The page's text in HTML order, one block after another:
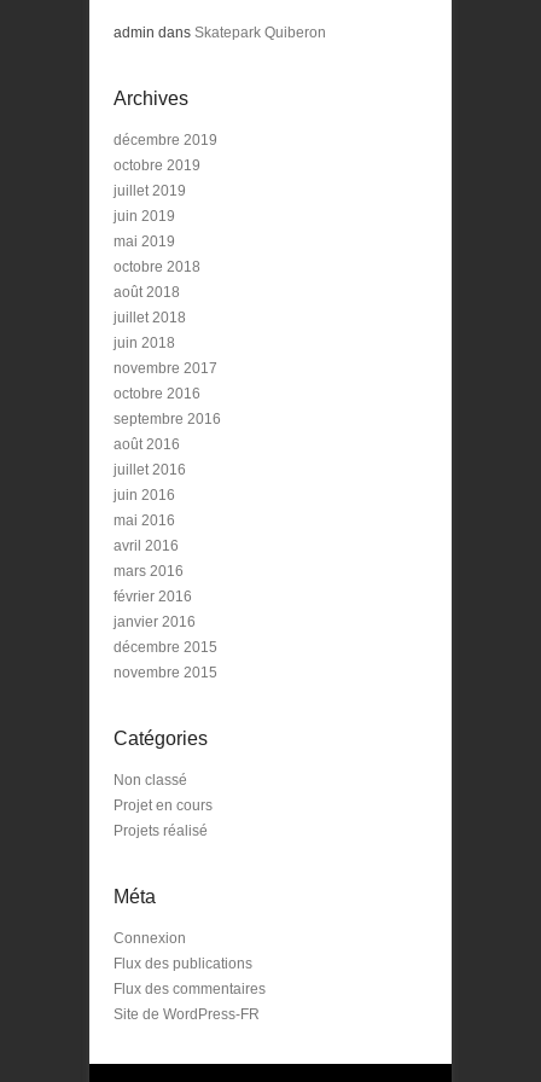
admin dans Skatepark Quiberon
Archives
décembre 2019
octobre 2019
juillet 2019
juin 2019
mai 2019
octobre 2018
août 2018
juillet 2018
juin 2018
novembre 2017
octobre 2016
septembre 2016
août 2016
juillet 2016
juin 2016
mai 2016
avril 2016
mars 2016
février 2016
janvier 2016
décembre 2015
novembre 2015
Catégories
Non classé
Projet en cours
Projets réalisé
Méta
Connexion
Flux des publications
Flux des commentaires
Site de WordPress-FR